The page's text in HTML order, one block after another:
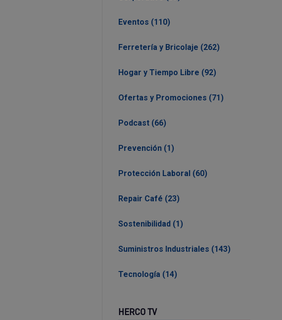
Eventos (110)
Ferretería y Bricolaje (262)
Hogar y Tiempo Libre (92)
Ofertas y Promociones (71)
Podcast (66)
Prevención (1)
Protección Laboral (60)
Repair Café (23)
Sostenibilidad (1)
Suministros Industriales (143)
Tecnología (14)
HERCO TV